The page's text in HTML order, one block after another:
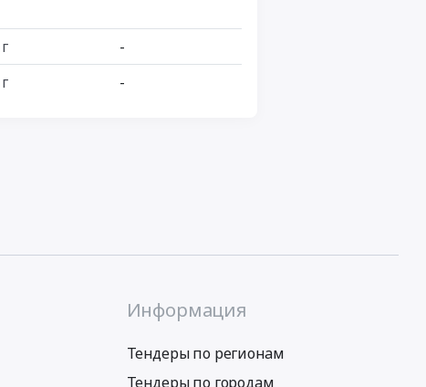
-
-
Информация
Тендеры по регионам
Тендеры по городам